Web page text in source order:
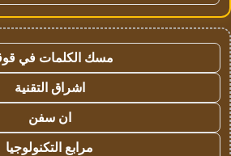
مسك الكلمات في
اشراق التقنية
ان سفن
مرابع التكنولوجيا